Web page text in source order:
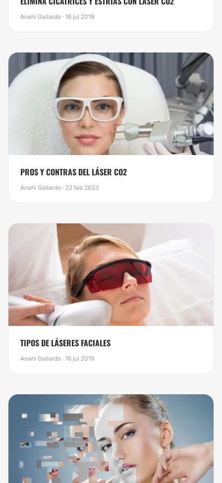
Anahí Gallardo · 16 jul 2019
PROS Y CONTRAS DEL LÁSER CO2
Anahí Gallardo · 22 feb 2023
​TIPOS DE LÁSERES FACIALES
Anahí Gallardo · 16 jul 2019